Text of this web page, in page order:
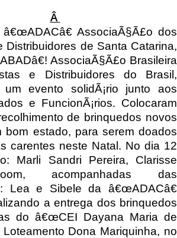
Â
AssociaÃ§Ã£o dos
Distribuidores de Santa Catarina,
AssociaÃ§Ã£o Brasileira
e Distribuidores do Brasil,
um evento solidÃ¡rio junto aos
e FuncionÃ¡rios. Colocaram
de brinquedos novos
bom estado, para serem doados
carentes neste Natal. No dia 12
Marli Sandri Pereira, Clarisse
acompanhadas das
Lea e Sibele da â€œADACâ€
a entrega dos brinquedos
do â€œCEI Dayana Maria de
Loteamento Dona Mariquinha, no